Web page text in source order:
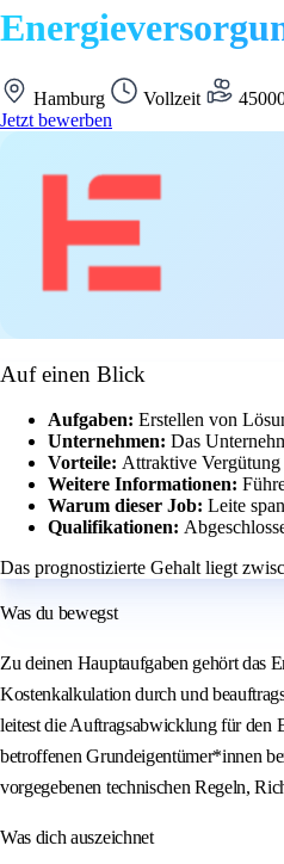
Hamburg Vollzeit
Jetzt bewerben
Auf einen Blick
Aufgaben: Erstellen von
Unternehmen: Das
Vorteile: Attraktive
Weitere Informationen:
Warum dieser Job: Leite
Qualifikationen:
Das prognostizierte Gehalt liegt
Was du bewegst
Zu deinen Hauptaufgaben gehört das
Kostenkalkulation durch und
leitest die Auftragsabwicklung für den
betroffenen Grundeigentümer*innen
vorgegebenen technischen Regeln,
Was dich auszeichnet